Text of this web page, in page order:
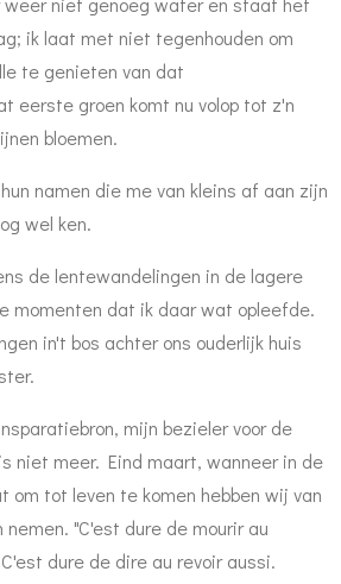
ik laat met niet tegenhouden om
te genieten van dat
eerste groen komt nu volop tot z'n
bloemen.
namen die me van kleins af aan zijn
wel ken.
de lentewandelingen in de lagere
momenten dat ik daar wat opleefde.
in't bos achter ons ouderlijk huis
mijn bezieler voor de
niet meer. Eind maart, wanneer in de
om tot leven te komen hebben wij van
"C'est dure de mourir au
dure de dire au revoir aussi.